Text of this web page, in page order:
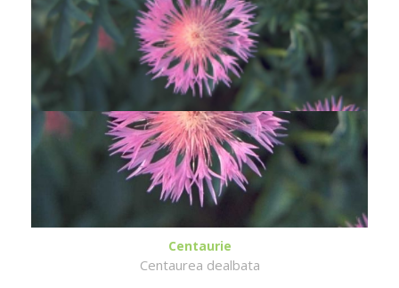
Centaurie
Centaurea dealbata